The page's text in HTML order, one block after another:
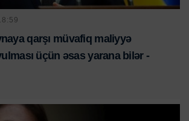
qarşı müvafiq maliyyə
üçün əsas yarana bilər -